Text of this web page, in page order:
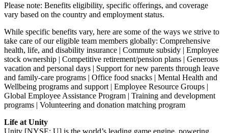
Please note: Benefits eligibility, specific offerings, and coverage
vary based on the country and employment status.
While specific benefits vary, here are some of the ways we strive to
take care of our eligible team members globally: Comprehensive
health, life, and disability insurance | Commute subsidy | Employee
stock ownership | Competitive retirement/pension plans | Generous
vacation and personal days | Support for new parents through leave
and family-care programs | Office food snacks | Mental Health and
Wellbeing programs and support | Employee Resource Groups |
Global Employee Assistance Program | Training and development
programs | Volunteering and donation matching program
Life at Unity
Unity [NYSE: U] is the world’s leading game engine, powering